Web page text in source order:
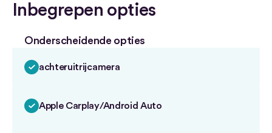
Inbegrepen opties
Onderscheidende opties
achteruitrijcamera
Apple Carplay/Android Auto